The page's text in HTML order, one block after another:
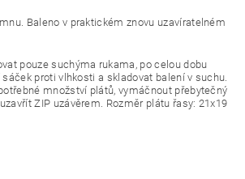
Baleno v praktickém znovu uzavíratelném
pouze suchýma rukama, po celou dobu
proti vlhkosti a skladovat balení v suchu.
množství plátů, vymáčnout přebytečný
ZIP uzávěrem. Rozměr plátu řasy: 21x19